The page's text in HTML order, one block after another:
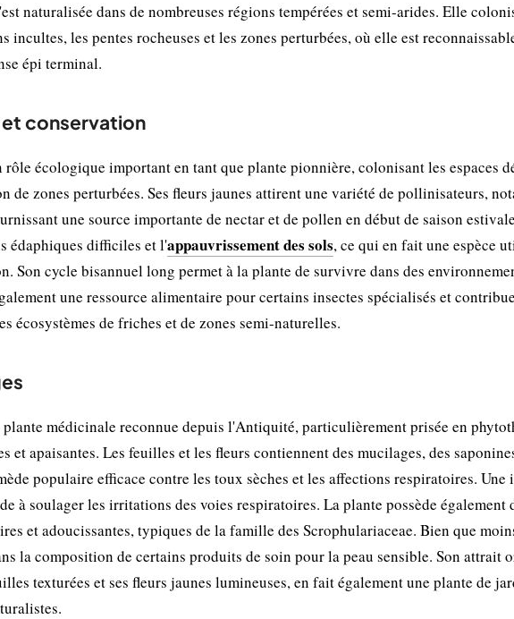
naturalisée dans de nombreuses régions tempérées et semi-arides. Elle
les pentes rocheuses et les zones perturbées, où elle est
épi terminal.
conservation
écologique important en tant que plante pionnière, colonisant les espaces
de zones perturbées. Ses fleurs jaunes attirent une variété de pollinisateurs,
une source importante de nectar et de pollen en début de saison
édaphiques difficiles et l'appauvrissement des sols, ce qui en fait une espèce
Son cycle bisannuel long permet à la plante de survivre dans des
une ressource alimentaire pour certains insectes spécialisés et
écosystèmes de friches et de zones semi-naturelles.
plante médicinale reconnue depuis l'Antiquité, particulièrement prisée en
et apaisantes. Les feuilles et les fleurs contiennent des mucilages, des
populaire efficace contre les toux sèches et les affections respiratoires. Une
à soulager les irritations des voies respiratoires. La plante possède également
et adoucissantes, typiques de la famille des Scrophulariaceae. Bien que
la composition de certains produits de soin pour la peau sensible. Son attrait
texturées et ses fleurs jaunes lumineuses, en fait également une plante de